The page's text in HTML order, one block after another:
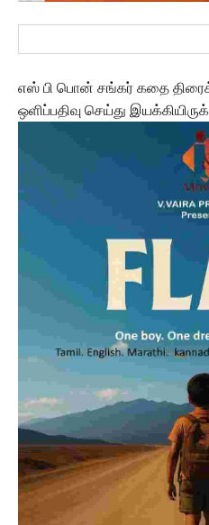
எஸ் பி பொன் சங்கர் கதை
ஒளிப்பதிவு செய்து